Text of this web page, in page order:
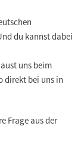
du kannst dabei
uns beim
direkt bei uns in
Frage aus der